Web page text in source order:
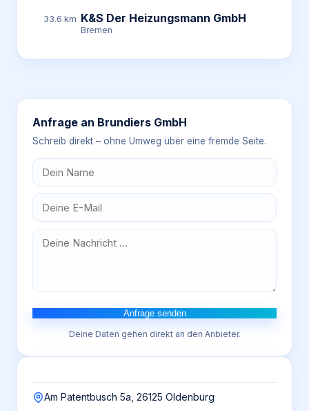
33.6 km K&S Der Heizungsmann GmbH
Bremen
Anfrage an Brundiers GmbH
Schreib direkt – ohne Umweg über eine fremde Seite.
Anfrage senden
Deine Daten gehen direkt an den Anbieter.
Am Patentbusch 5a, 26125 Oldenburg